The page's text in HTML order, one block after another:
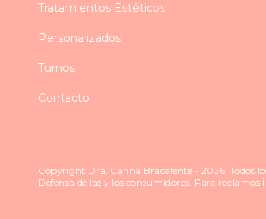
Tratamientos Estéticos
Personalizados
Turnos
Contacto
Copyright Dra. Carina Bracalente - 2026. Todos
Defensa de las y los consumidores. Para reclamos